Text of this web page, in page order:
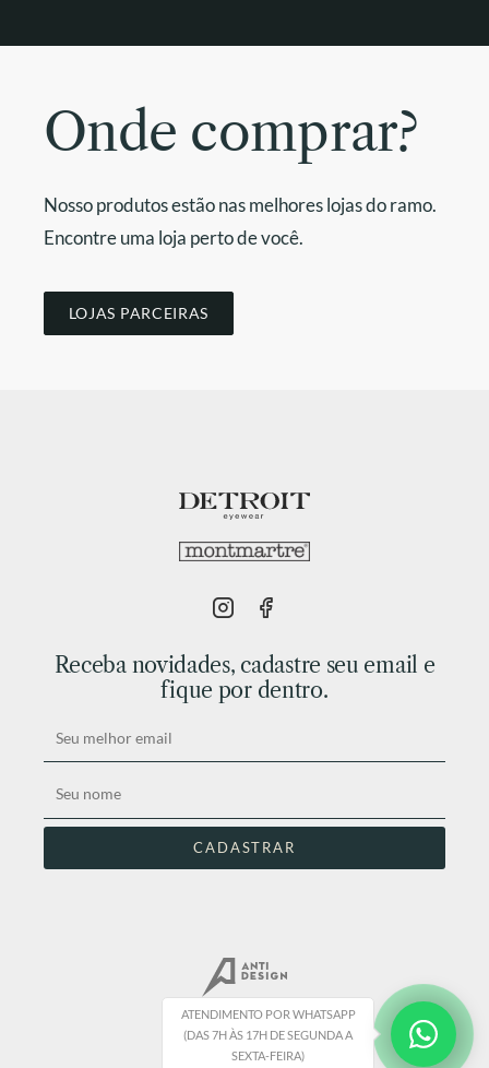
Onde comprar?
Nosso produtos estão nas melhores lojas do ramo.
Encontre uma loja perto de você.
LOJAS PARCEIRAS
ATENDIMENTO POR WHATSAPP
(DAS 7H ÀS 17H DE SEGUNDA A
SEXTA-FEIRA)
Receba novidades, cadastre seu email e
fique por dentro.